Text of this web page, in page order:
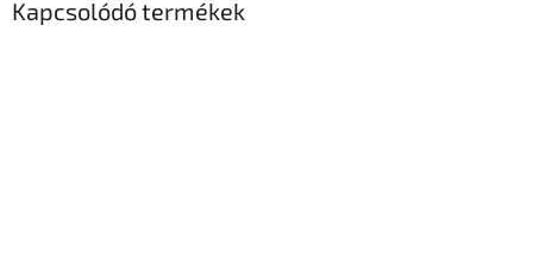
Kapcsolódó termékek